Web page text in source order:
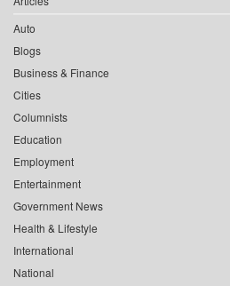
Auto
Blogs
Business & Finance
Cities
Columnists
Education
Employment
Entertainment
Government News
Health & Lifestyle
International
National